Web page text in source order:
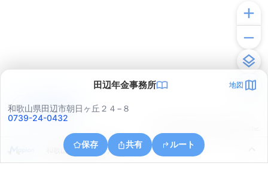
田辺年金事務所 地図
和歌山県田辺市朝日ヶ丘２４−８
0739-24-0432
保存 共有 ルート
和歌山県田辺市新万３４
アプリで見る